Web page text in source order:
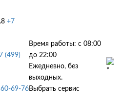
+7
(499)
69-76
Время работы: с 08:00
до 22:00
Ежедневно, без
выходных.
Выбрать сервис